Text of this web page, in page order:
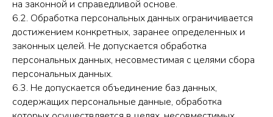
на законной и справедливой основе.
6.2. Обработка персональных данных ограничивается
достижением конкретных, заранее определенных и
законных целей. Не допускается обработка
персональных данных, несовместимая с целями сбора
персональных данных.
6.3. Не допускается объединение баз данных,
содержащих персональные данные, обработка